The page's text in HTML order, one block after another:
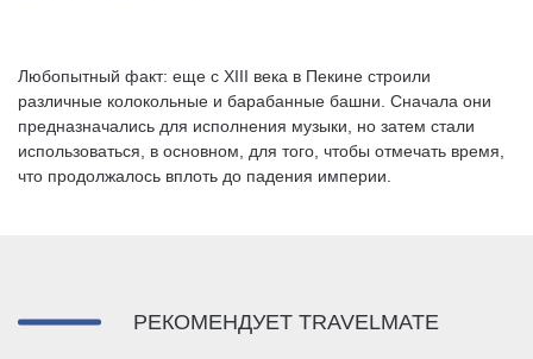
Любопытный факт: еще с XIII века в Пекине строили
различные колокольные и барабанные башни. Сначала они
предназначались для исполнения музыки, но затем стали
использоваться, в основном, для того, чтобы отмечать время,
что продолжалось вплоть до падения империи.
РЕКОМЕНДУЕТ TRAVELMATE